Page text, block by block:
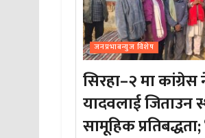
जनप्रभाबन्युज विशेष
सिरहा–२ मा कांग्रेस
यादवलाई जिताउन
सामूहिक प्रतिबद्धता;